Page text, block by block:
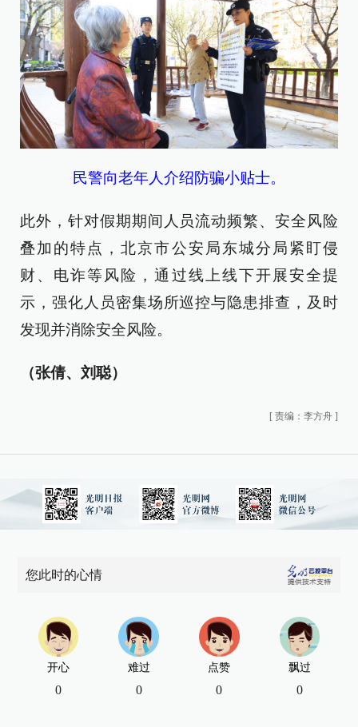
民警向老年人介绍防骗小贴士。
此外，针对假期期间人员流动频繁、安全风险
叠加的特点，北京市公安局东城分局紧盯侵
财、电诈等风险，通过线上线下开展安全提
示，强化人员密集场所巡控与隐患排查，及时
发现并消除安全风险。
（张倩、刘聪）
[ 责编：李方舟 ]
您此时的心情
开心
0
难过
0
点赞
0
飘过
0